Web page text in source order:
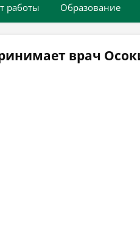
работы Образование
врач